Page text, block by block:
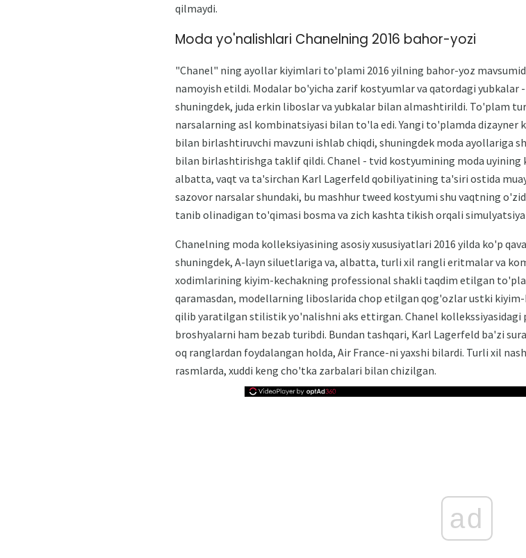
qilmaydi.
Moda yo'nalishlari Chanelning 2016 bahor-yozi
"Chanel" ning ayollar kiyimlari to'plami 2016 yilning bahor-yoz
namoyish etildi. Modalar bo'yicha zarif kostyumlar va qatordagi yubkalar
shuningdek, juda erkin liboslar va yubkalar bilan almashtirildi. To'plam
narsalarning asl kombinatsiyasi bilan to'la edi. Yangi to'plamda dizayner
bilan birlashtiruvchi mavzuni ishlab chiqdi, shuningdek moda ayollariga
bilan birlashtirishga taklif qildi. Chanel - tvid kostyumining moda uyining
albatta, vaqt va ta'sirchan Karl Lagerfeld qobiliyatining ta'siri ostida
sazovor narsalar shundaki, bu mashhur tweed kostyumi shu vaqtning
tanib olinadigan to'qimasi bosma va zich kashta tikish orqali
Chanelning moda kolleksiyasining asosiy xususiyatlari 2016 yilda ko'p
shuningdek, A-layn siluetlariga va, albatta, turli xil rangli eritmalar va
xodimlarining kiyim-kechakning professional shakli taqdim etilgan
qaramasdan, modellarning liboslarida chop etilgan qog'ozlar ustki
qilib yaratilgan stilistik yo'nalishni aks ettirgan. Chanel
broshyalarni ham bezab turibdi. Bundan tashqari, Karl Lagerfeld ba'zi
oq ranglardan foydalangan holda, Air France-ni yaxshi bilardi. Turli xil
rasmlarda, xuddi keng cho'tka zarbalari bilan chizilgan.
ad